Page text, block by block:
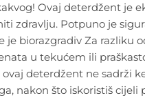
Ovaj deterdžent je
zdravlju. Potpuno je
je biorazgradiv Za razliku
u tekućem ili
ovaj deterdžent ne sadrži
nakon što iskoristiš cijeli